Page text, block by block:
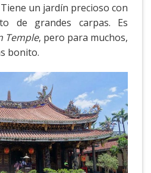
un jardín precioso con
de grandes carpas. Es
Temple, pero para muchos,
bonito.